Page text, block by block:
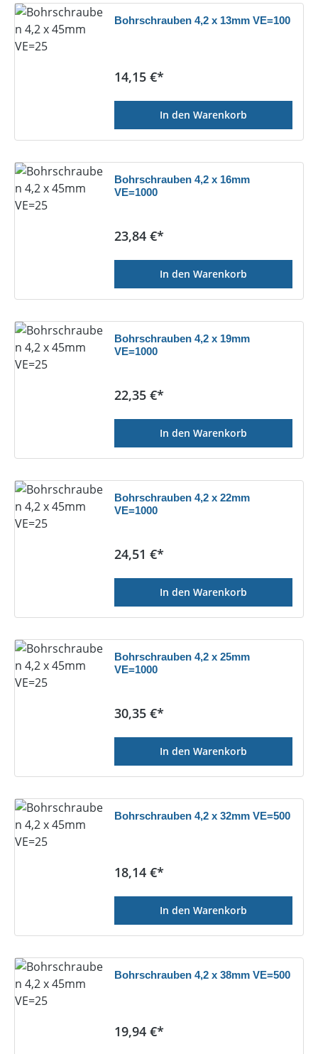
Bohrschrauben 4,2 x 13mm VE=100
Regulärer Preis:
14,15 €*
In den Warenkorb
Bohrschrauben 4,2 x 16mm
VE=1000
Regulärer Preis:
23,84 €*
In den Warenkorb
Bohrschrauben 4,2 x 19mm
VE=1000
Regulärer Preis:
22,35 €*
In den Warenkorb
Bohrschrauben 4,2 x 22mm
VE=1000
Regulärer Preis:
24,51 €*
In den Warenkorb
Bohrschrauben 4,2 x 25mm
VE=1000
Regulärer Preis:
30,35 €*
In den Warenkorb
Bohrschrauben 4,2 x 32mm VE=500
Regulärer Preis:
18,14 €*
In den Warenkorb
Bohrschrauben 4,2 x 38mm VE=500
Regulärer Preis:
19,94 €*